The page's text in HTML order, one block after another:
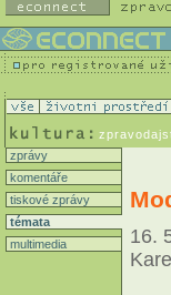
zprávy
komentáře
tiskové zprávy
témata
multimedia
16.